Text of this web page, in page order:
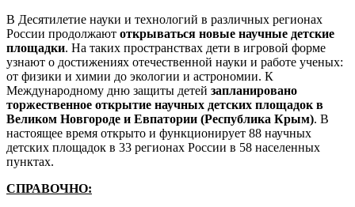
В Десятилетие науки и технологий в различных регионах
России продолжают открываться новые научные детские
площадки. На таких пространствах дети в игровой форме
узнают о достижениях отечественной науки и работе ученых:
от физики и химии до экологии и астрономии. К
Международному дню защиты детей запланировано
торжественное открытие научных детских площадок в
Великом Новгороде и Евпатории (Республика Крым). В
настоящее время открыто и функционирует 88 научных
детских площадок в 33 регионах России в 58 населенных
пунктах.
СПРАВОЧНО: